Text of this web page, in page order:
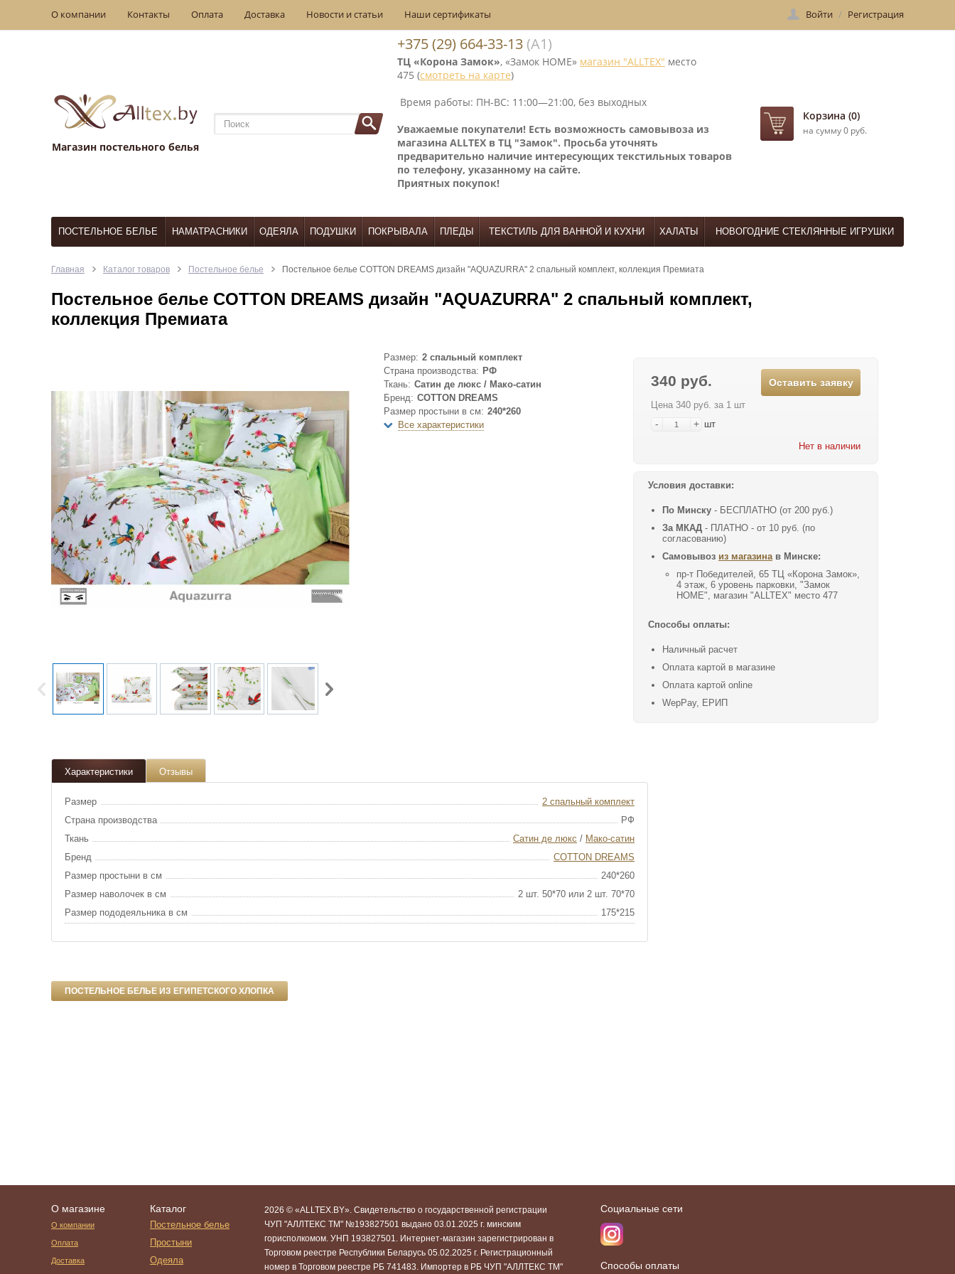
О компании Контакты Оплата Доставка Новости и статьи Наши сертификаты Войти / Регистрация
Магазин постельного белья
+375 (29) 664-33-13 (А1)
ТЦ «Корона Замок», «Замок НОМЕ» магазин "ALLTEX" место
475 (смотреть на карте)
Время работы: ПН-ВС: 11:00—21:00, без выходных
Уважаемые покупатели! Есть возможность самовывоза из
магазина ALLTEX в ТЦ "Замок". Просьба уточнять
предварительно наличие интересующих текстильных товаров
по телефону, указанному на сайте.
Приятных покупок!
Корзина (0)
на сумму 0 руб.
ПОСТЕЛЬНОЕ БЕЛЬЕ НАМАТРАСНИКИ ОДЕЯЛА ПОДУШКИ ПОКРЫВАЛА ПЛЕДЫ ТЕКСТИЛЬ ДЛЯ ВАННОЙ И КУХНИ ХАЛАТЫ НОВОГОДНИЕ СТЕКЛЯННЫЕ ИГРУШКИ
Главная Каталог товаров Постельное белье Постельное белье COTTON DREAMS дизайн "AQUAZURRA" 2 спальный комплект, коллекция Премиата
Постельное белье COTTON DREAMS дизайн "AQUAZURRA" 2 спальный комплект,
коллекция Премиата
340 руб.
Цена 340 руб. за 1 шт
- + шт
Оставить заявку
Нет в наличии
Условия доставки:
По Минску - БЕСПЛАТНО (от 200 руб.)
За МКАД - ПЛАТНО - от 10 руб. (по
согласованию)
Самовывоз из магазина в Минске:
пр-т Победителей, 65 ТЦ «Корона Замок»,
4 этаж, 6 уровень парковки, "Замок
HOME", магазин "ALLTEX" место 477
Способы оплаты:
Наличный расчет
Оплата картой в магазине
Оплата картой online
WepPay, ЕРИП
Размер: 2 спальный комплект
Страна производства: РФ
Ткань: Сатин де люкс / Мако-сатин
Бренд: COTTON DREAMS
Размер простыни в см: 240*260
Все характеристики
Характеристики Отзывы
Размер
2 спальный комплект
Страна производства
РФ
Ткань
Сатин де люкс / Мако-сатин
Бренд
COTTON DREAMS
Размер простыни в см
240*260
Размер наволочек в см
2 шт. 50*70 или 2 шт. 70*70
Размер пододеяльника в см
175*215
ПОСТЕЛЬНОЕ БЕЛЬЕ ИЗ ЕГИПЕТСКОГО ХЛОПКА
О магазине
О компании
Оплата
Доставка
Каталог
Постельное белье
Простыни
Одеяла
Социальные сети
Способы оплаты
2026 © «ALLTEX.BY». Свидетельство о государственной регистрации
ЧУП "АЛЛТЕКС ТМ" №193827501 выдано 03.01.2025 г. минским
горисполкомом. УНП 193827501. Интернет-магазин зарегистрирован в
Торговом реестре Республики Беларусь 05.02.2025 г. Регистрационный
номер в Торговом реестре РБ 741483. Импортер в РБ ЧУП "АЛЛТЕКС ТМ"